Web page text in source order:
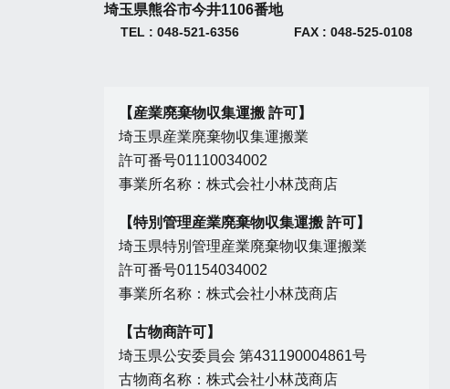
埼玉県熊谷市今井1106番地
TEL : 048-521-6356 FAX : 048-525-0108
【産業廃棄物収集運搬 許可】
埼玉県産業廃棄物収集運搬業
許可番号01110034002
事業所名称：株式会社小林茂商店
【特別管理産業廃棄物収集運搬 許可】
埼玉県特別管理産業廃棄物収集運搬業
許可番号01154034002
事業所名称：株式会社小林茂商店
【古物商許可】
埼玉県公安委員会 第431190004861号
古物商名称：株式会社小林茂商店